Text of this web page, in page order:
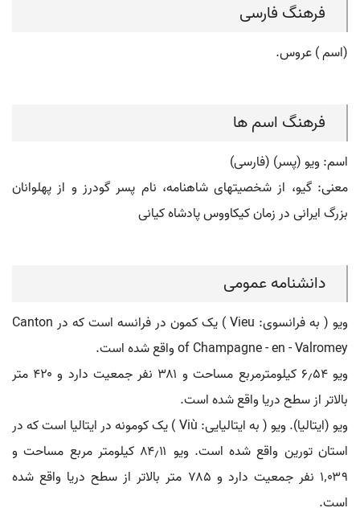
فرهنگ فارسی
(اسم ) عروس.
فرهنگ اسم ها
اسم: ویو (پسر) (فارسی)
معنی: گیو، از شخصیتهای شاهنامه، نام پسر گودرز و از پهلوانان
بزرگ ایرانی در زمان کیکاووس پادشاه کیانی
دانشنامه عمومی
ویو ( به فرانسوی: Vieu ) یک کمون در فرانسه است که در Canton
of Champagne - en - Valromey واقع شده است.
ویو ۶٫۵۴ کیلومترمربع مساحت و ۳۸۱ نفر جمعیت دارد و ۴۲۰ متر
بالاتر از سطح دریا واقع شده است.
ویو (ایتالیا). ویو ( به ایتالیایی: Viù ) یک کومونه در ایتالیا است که در
استان تورین واقع شده است. ویو ۸۴٫۱۱ کیلومتر مربع مساحت و
۱٬۰۳۹ نفر جمعیت دارد و ۷۸۵ متر بالاتر از سطح دریا واقع شده
است.